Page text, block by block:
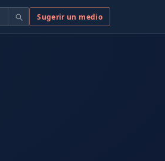
Sugerir un medio